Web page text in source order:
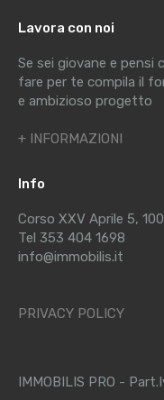
Lavora con noi
Se sei giovane e pensi
fare per te compila il
e ambizioso progetto
+ INFORMAZIONI
Info
Corso XXV Aprile 5,
Tel 353 404 1698
info@immobilis.it
PRIVACY POLICY
IMMOBILIS PRO -